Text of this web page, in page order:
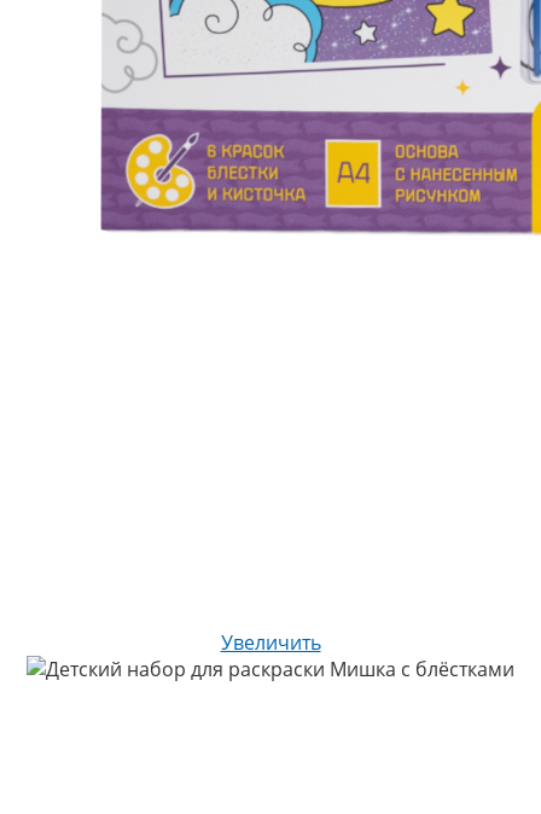
Увеличить